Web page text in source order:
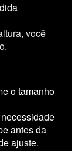
você
o tamanho
antes da
ajuste.